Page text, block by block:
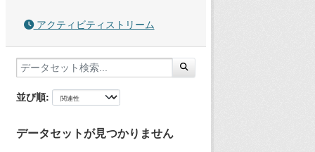
アクティビティストリーム
並び順
データセットが見つかりません